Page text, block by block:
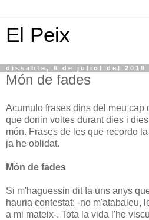
El Peix
dissabte, 6 de juliol del 2019
Món de fades
Acumulo frases dins del meu cap
que donin voltes durant dies i
món. Frases de les que recordo
ja he oblidat.
Món de fades
Si m'haguessin dit fa uns anys
hauria contestat: -no m'atabaleu,
a mi mateix-. Tota la vida l'he